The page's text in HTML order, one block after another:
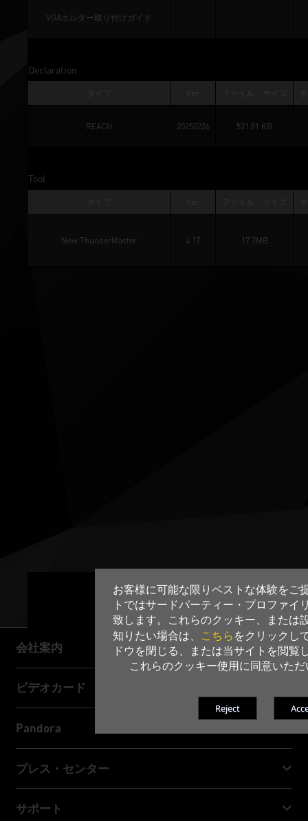
お客様に可能な限りベストな体験をご
トではサードパーティー・プロファイ
致します。これらのクッキー、または
知りたい場合は、
こちら をクリックし
ドウを閉じる、または当サイトを閲覧
これらのクッキー使用に同意いた
VGAホルダー取り付けガイド
Declaration
REACH 20250226 521.81 KB
Tool
New ThunderMaster 4.17 17.7MB
会社案内
会社案内
ビデオカード
GeForce RTX™ 40 Series
GeForce RTX™ 30 Series
Pandora
NVIDIA Jetson Orin™ NX Super
NVIDIA Jetson Orin™ Nano Super
プレス・センター
Palitニュース
サポート